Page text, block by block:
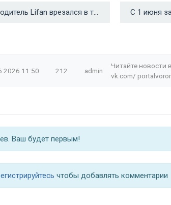
← В Воронеже водитель Lifan врезался в трактор и попал в больницу
11:50 212 admin
Читайте новости в
vk.com/
Ваш будет первым!
чтобы добавлять комментарии